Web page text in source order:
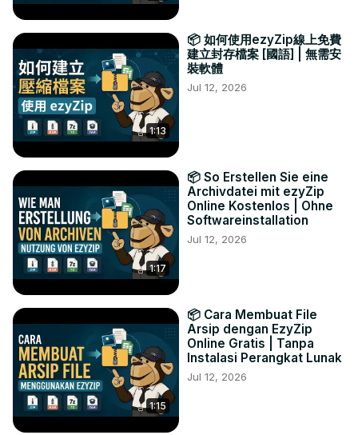
1:13
📦 如何使用ezyZip線上免費
建立封存檔案 [國語] | 無需安
裝軟體
Jul 12, 2026
1:17
📦 So Erstellen Sie eine
Archivdatei mit ezyZip
Online Kostenlos | Ohne
Softwareinstallation
Jul 12, 2026
1:15
📦 Cara Membuat File
Arsip dengan EzyZip
Online Gratis | Tanpa
Instalasi Perangkat Lunak
Jul 12, 2026